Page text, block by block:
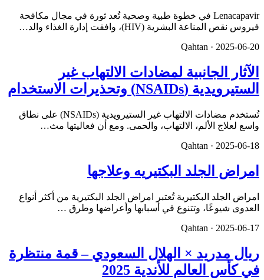
Lenacapavir في خطوة طبية وصحية تُعد ثورة في مجال مكافحة
فيروس نقص المناعة البشرية (HIV)، وافقت إدارة الغذاء والد…
Qahtan · 2025-06-20
الآثار الجانبية لمضادات الالتهاب غير
الستيرويدية (NSAIDs) وتحذيرات الاستخدام
تُستخدم مضادات الالتهاب غير الستيرويدية (NSAIDs) على نطاق
واسع لعلاج الألم، الالتهاب، والحمى. ومع أن فعاليتها مث…
Qahtan · 2025-06-18
امراض الجلد البكتيريه وعلاجها
امراض الجلد البكتيرية تُعتبر امراض الجلد البكتيرية من أكثر أنواع
العدوى شيوعًا، وتتنوع في أسبابها وأعراضها وطرق …
Qahtan · 2025-06-17
ريال مدريد × الهلال السعودي – قمة منتظرة
في كأس العالم للأندية 2025